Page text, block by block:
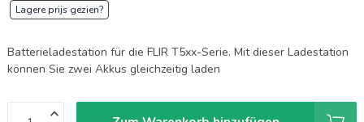
Lagere prijs gezien?
Batterieladestation für die FLIR T5xx-Serie. Mit dieser Ladestation
können Sie zwei Akkus gleichzeitig laden